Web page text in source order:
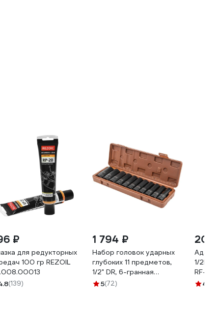
₽
для редукторных
100 гр REZOIL
(139)
1 794 ₽
Набор головок ударных
глубоких 11 предметов,
1/2" DR, 6-гранная
FORSTIME FT-4117-
5(72)
206
1/
RF-
4.9